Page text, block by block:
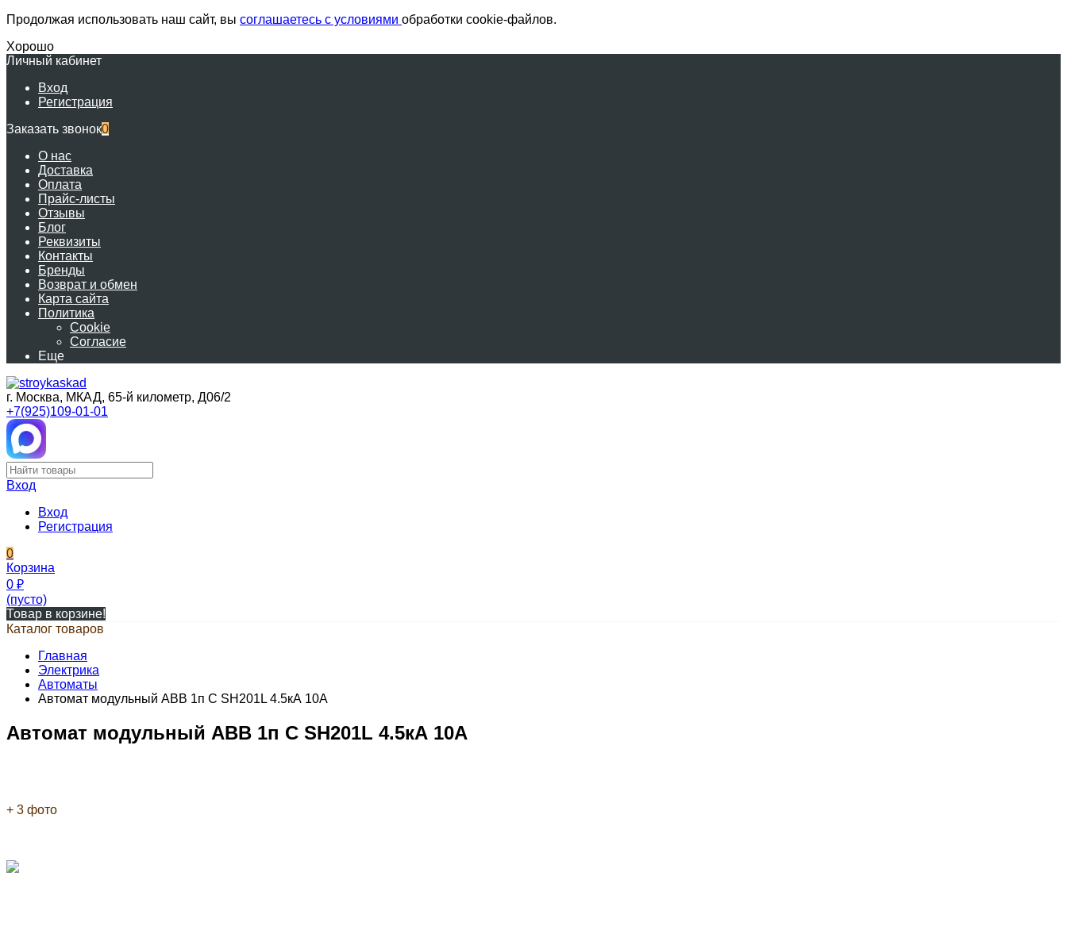
Продолжая использовать наш сайт, вы соглашаетесь с условиями обработки cookie-файлов.
Хорошо
Личный кабинет
Вход
Регистрация
Заказать звонок0
О нас
Доставка
Оплата
Прайс-листы
Отзывы
Блог
Реквизиты
Контакты
Бренды
Возврат и обмен
Карта сайта
Политика
Cookie
Согласие
Еще
г. Москва, МКАД, 65-й километр, Д06/2
+7(925)109-01-01
Вход
Вход
Регистрация
0
Корзина
0 ₽
(пусто)
Товар в корзине!
Каталог товаров
Главная
Электрика
Автоматы
Автомат модульный ABB 1п C SH201L 4.5кА 10А
Автомат модульный ABB 1п C SH201L 4.5кА 10А
+ 3 фото